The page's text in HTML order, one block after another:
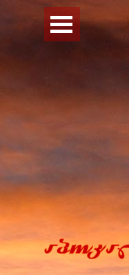
Перейти к контенту
Пропустить меню